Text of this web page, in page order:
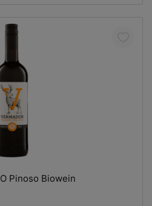
In den Warenkorb
Pinoso Biowein